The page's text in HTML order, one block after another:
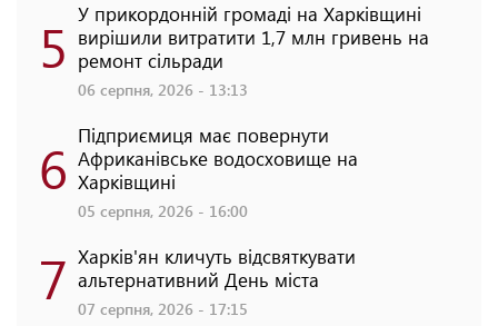
5 У прикордонній громаді на Харківщині
вирішили витратити 1,7 млн гривень на
ремонт сільради
06 серпня, 2026 - 13:13
6 Підприємиця має повернути
Африканівське водосховище на
Харківщині
05 серпня, 2026 - 16:00
7 Харків'ян кличуть відсвяткувати
альтернативний День міста
07 серпня, 2026 - 17:15